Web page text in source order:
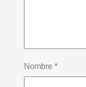
Nombre *